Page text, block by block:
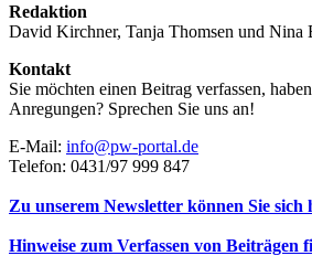
Redaktion
David Kirchner, Tanja Thomsen und Nina
Kontakt
Sie möchten einen Beitrag verfassen,
Anregungen? Sprechen Sie uns an!
E-Mail: info@pw-portal.de
Telefon: 0431/97 999 847
Zu unserem Newsletter können Sie sich
Hinweise zum Verfassen von Beiträgen